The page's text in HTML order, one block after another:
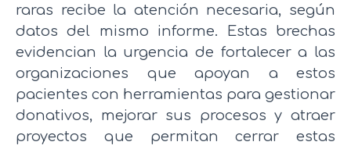
raras recibe la atención necesaria, según
datos del mismo informe. Estas brechas
evidencian la urgencia de fortalecer a las
organizaciones que apoyan a estos
pacientes con herramientas para gestionar
donativos, mejorar sus procesos y atraer
proyectos que permitan cerrar estas